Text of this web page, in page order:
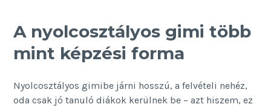
fotózz
állandóan
nyaraláskor
A nyolcosztályos gimi több
mint képzési forma
Nyolcosztályos gimibe járni hosszú, a felvételi nehéz,
oda csak jó tanuló diákok kerülnek be – azt hiszem, ez